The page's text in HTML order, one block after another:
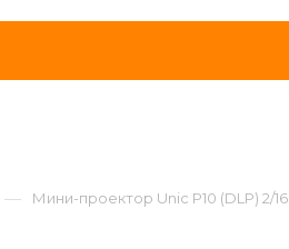
— Мини-проектор Unic P10 (DLP) 2/16